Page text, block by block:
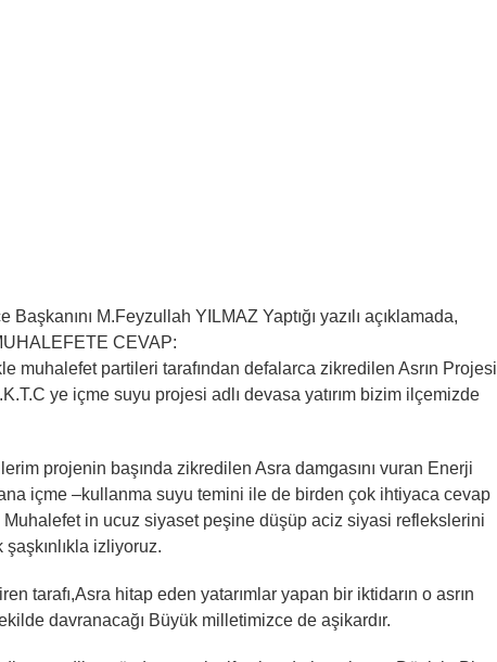
M.Feyzullah YILMAZ Yaptığı yazılı açıklamada,
CEVAP:
muhalefet partileri tarafından defalarca zikredilen Asrın Projesi
ye içme suyu projesi adlı devasa yatırım bizim ilçemizde
projenin başında zikredilen Asra damgasını vuran Enerji
içme –kullanma suyu temini ile de birden çok ihtiyaca cevap
in ucuz siyaset peşine düşüp aciz siyasi reflekslerini
izliyoruz.
tarafı,Asra hitap eden yatarımlar yapan bir iktidarın o asrın
davranacağı Büyük milletimizce de aşikardır.